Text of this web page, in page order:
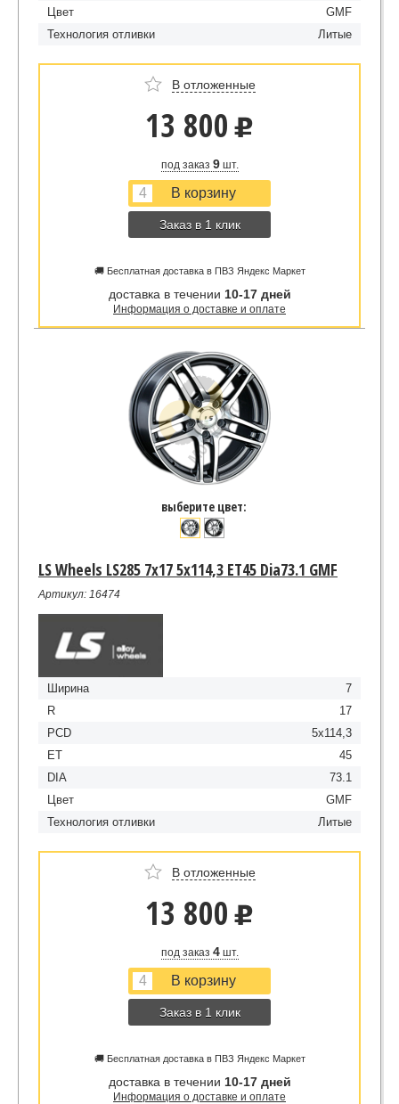
Цвет
GMF
Технология отливки
Литые
В отложенные
13 800 u
под заказ 9шт.
Заказ в 1 клик
🚚 Бесплатная доставка в ПВЗ Яндекс Маркет
доставка в течении 10-17 дней
Информация о доставке и оплате
выберите цвет:
LS Wheels LS285 7x17 5x114,3 ET45 Dia73.1 GMF
Артикул: 16474
Ширина
7
R
17
PCD
5x114,3
ET
45
DIA
73.1
Цвет
GMF
Технология отливки
Литые
В отложенные
13 800 u
под заказ 4шт.
Заказ в 1 клик
🚚 Бесплатная доставка в ПВЗ Яндекс Маркет
доставка в течении 10-17 дней
Информация о доставке и оплате